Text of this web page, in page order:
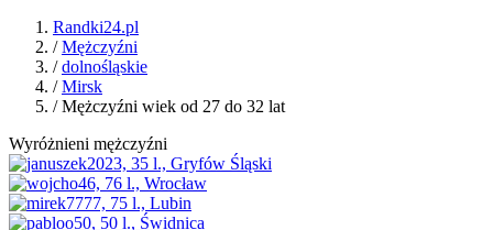
Randki24.pl
/Mężczyźni
/dolnośląskie
/Mirsk
/ Mężczyźni wiek od 27 do 32 lat
Wyróżnieni mężczyźni